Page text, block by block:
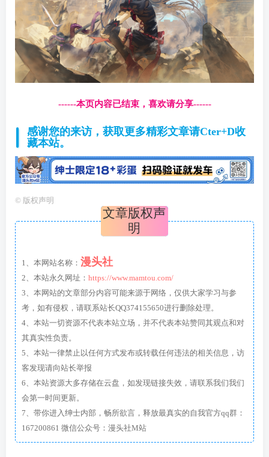
------本页内容已结束，喜欢请分享------
感谢您的来访，获取更多精彩文章请Cter+D收
藏本站。
© 版权声明
文章版权声
明
1、本网站名称： 漫头社
2、本站永久网址： https://www.mamtou.com/
3、本网站的文章部分内容可能来源于网络，仅供大家学习与参
考，如有侵权，请联系站长QQ374155650进行删除处理。
4、本站一切资源不代表本站立场，并不代表本站赞同其观点和对
其真实性负责。
5、本站一律禁止以任何方式发布或转载任何违法的相关信息，访
客发现请向站长举报
6、本站资源大多存储在云盘，如发现链接失效，请联系我们我们
会第一时间更新。
7、带你进入绅士内部，畅所欲言，释放最真实的自我官方qq群：
167200861 微信公众号：漫头社M站